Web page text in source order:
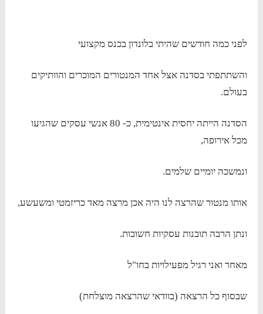
לפני כמה חודשים שהיתי בלונדון בכנס מקצועי
והשתתפתי בסדנה אצל אחד המנטורים המוכרים והוותיקים
בעולם.
הסדנה הייתה יחסית אינטימית, כ- 80 אנשי עסקים שהגיעו
מכל אירופה,
ונמשכה יומיים שלמים.
אותו מנטור שהרצה לנו היה אכן מרצה מאד כריזמטי ומשעשע,
ונתן הרבה תובנות עסקיות חשובות.
מאחר ואני רגיל מפעילויות בחו"ל
שבסוף כל הרצאה (בוודאי שהרצאה מוצלחת)